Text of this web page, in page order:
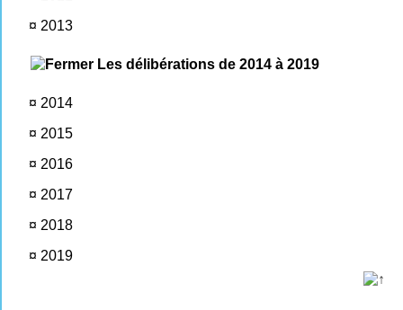
¤ 2013
Les délibérations de 2014 à 2019
¤ 2014
¤ 2015
¤ 2016
¤ 2017
¤ 2018
¤ 2019